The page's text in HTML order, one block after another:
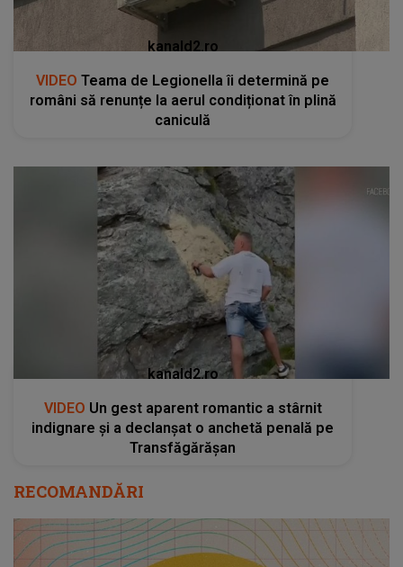
kanald2.ro
VIDEO Teama de Legionella îi determină pe
români să renunțe la aerul condiționat în plină
caniculă
kanald2.ro
VIDEO Un gest aparent romantic a stârnit
indignare și a declanșat o anchetă penală pe
Transfăgărășan
RECOMANDĂRI